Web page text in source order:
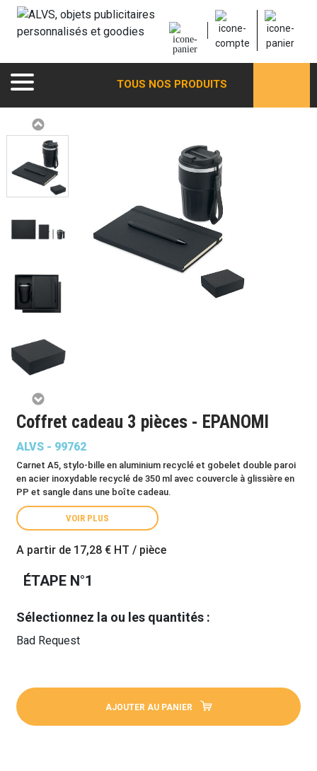
TOUS NOS PRODUITS
Coffret cadeau 3 pièces - EPANOMI
ALVS - 99762
Carnet A5, stylo-bille en aluminium recyclé et gobelet double paroi
en acier inoxydable recyclé de 350 ml avec couvercle à glissière en
PP et sangle dans une boîte cadeau.
VOIR PLUS
A partir de 17,28 € HT / pièce
ÉTAPE N°1
Sélectionnez la ou les quantités :
Bad Request
AJOUTER AU PANIER